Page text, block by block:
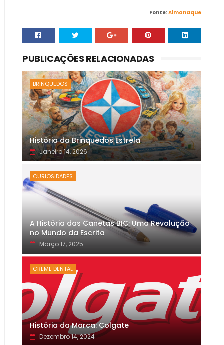
Fonte:Almanaque
PUBLICAÇÕES RELACIONADAS
BRINQUEDOS
História da Brinquedos Estrela
Janeiro 14, 2026
CURIOSIDADES
A História das Canetas BIC: Uma Revolução
no Mundo da Escrita
Março 17, 2025
CREME DENTAL
História da Marca: Colgate
Dezembro 14, 2024